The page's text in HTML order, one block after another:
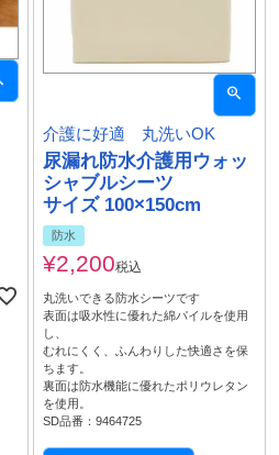
介護に好適 丸洗いOK
尿漏れ防水介護用ウォッ
シャブルシーツ
サイズ 100×150cm
防水
¥2,200税込
丸洗いできる防水シーツです
表面は吸水性に優れた綿パイルを使用
し、
むれにくく、ふんわりした快適さを保
ちます。
裏面は防水機能に優れたポリウレタン
を使用。
SD品番：9464725